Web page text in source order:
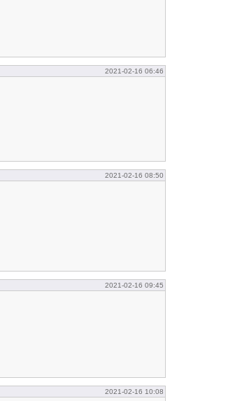
2021-02-16 06:46
2021-02-16 08:50
2021-02-16 09:45
2021-02-16 10:08